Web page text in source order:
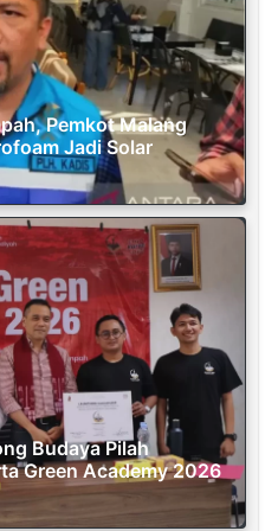
Pemkot Malang
Jadi Solar
Budaya Pilah
Green Academy 2026